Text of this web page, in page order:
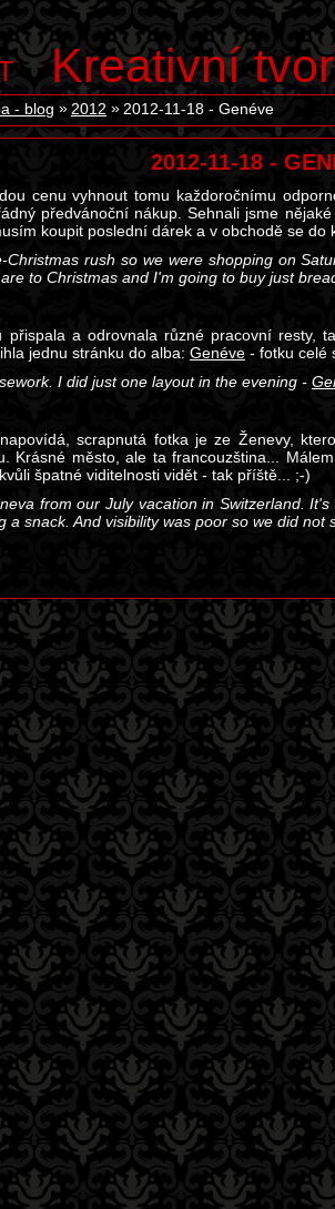
Kreativní
- blog 2012 2012-11-18 - Genéve
2012-11-18 -
cenu vyhnout tomu každoročnímu
předvánoční nákup. Sehnali jsme
koupit poslední dárek a v obchodě se
rush so we were shopping on
to Christmas and I'm going to buy just
přispala a odrovnala různé pracovní resty,
jednu stránku do alba: Genéve - fotku celé
I did just one layout in the evening -
scrapnutá fotka je ze Ženevy,
Krásné město, ale ta francouzština...
špatné viditelnosti vidět - tak příště... ;-)
from our July vacation in Switzerland.
a snack. And visibility was poor so we did not